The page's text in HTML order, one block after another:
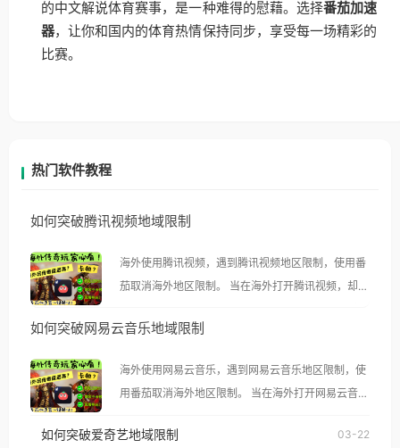
的中文解说体育赛事，是一种难得的慰藉。选择番茄加速
器，让你和国内的体育热情保持同步，享受每一场精彩的
比赛。
热门软件教程
如何突破腾讯视频地域限制
海外使用腾讯视频，遇到腾讯视频地区限制，使用番
茄取消海外地区限制。 当在海外打开腾讯视频，却突
示语。 海外用户如香港、澳门、台湾、美国、加拿
像其他音乐平台一样，出现地区及版权限制问题，且
仅能在中国大陆地区播放。 遇到这个问题的朋友们，
使用番茄回国加速器，即可解决「海外用户收听腾讯
如何突破网易云音乐地域限制
海外使用网易云音乐，遇到网易云音乐地区限制，使
用番茄取消海外地区限制。 当在海外打开网易云音
播放”的提示语。 海外用户如香港、澳门、台湾、美
如何突破爱奇艺地域限制 03-22